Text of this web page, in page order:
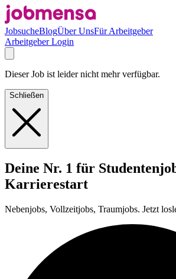
JobsucheBlogÜber UnsFür Arbeitgeber
Arbeitgeber Login
Dieser Job ist leider nicht mehr verfügbar.
Schließen
Deine Nr. 1 für
Karrierestart
Nebenjobs, Vollzeitjobs, Traumjobs. Jetzt